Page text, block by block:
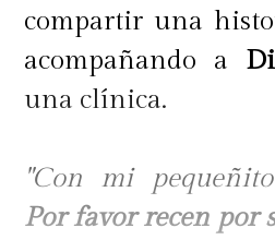
compartir una
acompañando a
una clínica.
"Con mi
Por favor recen por